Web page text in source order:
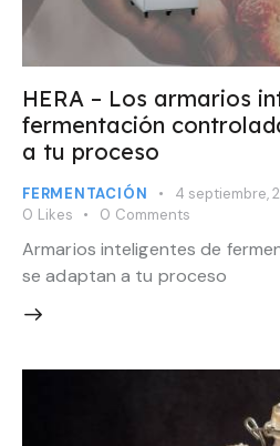
HERA – Los armarios
fermentación
a tu proceso
FERMENTACIÓN 4 septiembre,
0 Likes 0 Comments
Armarios inteligentes de
se adaptan a tu proceso